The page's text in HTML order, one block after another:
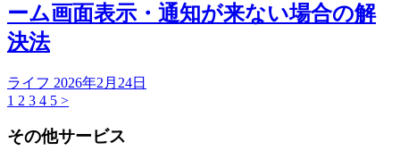
ーム画面表示・通知が来ない場合の解
決法
ライフ 2026年2月24日
1 2 3 4 5 >
その他サービス